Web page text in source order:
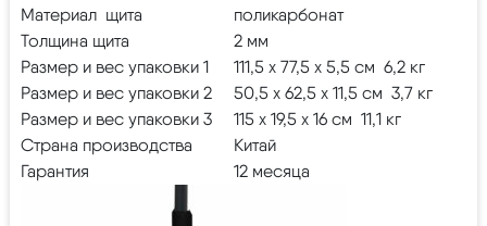
Материал щита
поликарбонат
Толщина щита
2 мм
Размер и вес упаковки 1
111,5 x 77,5 x 5,5 см 6,2 кг
Размер и вес упаковки 2
50,5 x 62,5 x 11,5 см 3,7 кг
Размер и вес упаковки 3
115 x 19,5 x 16 см 11,1 кг
Страна производства
Китай
Гарантия
12 месяца